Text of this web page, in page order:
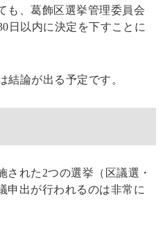
も、葛飾区選挙管理委員会
日以内に決定を下すことに
結論が出る予定です。
された2つの選挙（区議選・
申出が行われるのは非常に